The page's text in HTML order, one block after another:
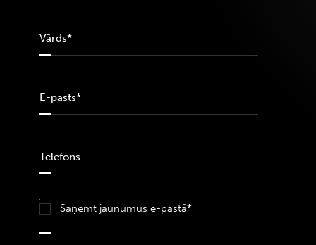
Saņemt jaunumus e-pastā*